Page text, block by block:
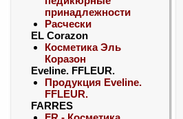
принадлежности
Расчески
EL Corazon
Косметика Эль
Коразон
Eveline. FFLEUR.
Продукция Eveline.
FFLEUR.
FARRES